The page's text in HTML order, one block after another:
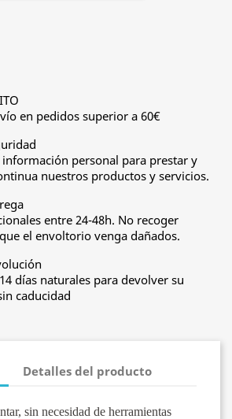
en pedidos superior a 60€
información personal para prestar y
nuestros productos y servicios.
entre 24-48h. No recoger
el envoltorio venga dañados.
días naturales para devolver su
caducidad
Detalles del producto
sin necesidad de herramientas